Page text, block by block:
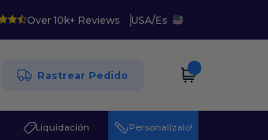
Over 10k+ Reviews USA/Es
Rastrear Pedido
Liquidación ¡Personalízalo!